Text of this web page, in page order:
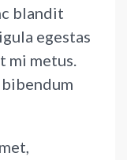
blandit
egestas
mi metus.